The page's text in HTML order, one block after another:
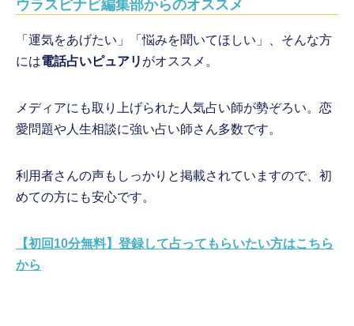
ウラスピナビ編集部からのオススメ
「運気をあげたい」「悩みを聞いてほしい」、そんな方
には電話占いピュアリ がオススメ。
メディアにも取り上げられた人気占い師が勢ぞろい。恋
愛問題や人生相談に強い占い師さん多数です。
利用者さんの声もしっかりと掲載されていますので、初
めての方にも安心です。
【初回10分無料】登録して占ってもらいたい方はこちら
から